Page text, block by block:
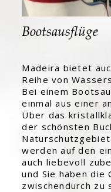
Bootsausflüge
Madeira bietet
Reihe von
Bei einem
einmal aus einer
Über das
der schönsten
werden auf den
auch liebevoll
und Sie haben die
zwischendurch zu